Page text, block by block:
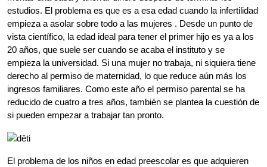
estudios. El problema es que es a esa edad cuando la infertilidad
empieza a asolar sobre todo a las mujeres . Desde un punto de
vista científico, la edad ideal para tener el primer hijo es ya a los
20 años, que suele ser cuando se acaba el instituto y se
empieza la universidad. Si una mujer no trabaja, ni siquiera tiene
derecho al permiso de maternidad, lo que reduce aún más los
ingresos familiares. Como este año el permiso parental se ha
reducido de cuatro a tres años, también se plantea la cuestión de
si pueden empezar a trabajar tan pronto.
El problema de los niños en edad preescolar es que adquieren